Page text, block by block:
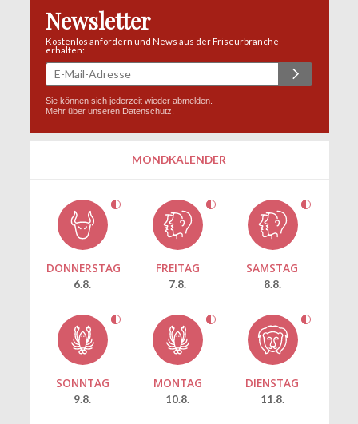
Newsletter
Kostenlos anfordern und News aus der Friseurbranche
erhalten:
Sie können sich jederzeit wieder abmelden.
Mehr über unseren Datenschutz
MONDKALENDER
DONNERSTAG
6.8.
FREITAG
7.8.
SAMSTAG
8.8.
SONNTAG
9.8.
MONTAG
10.8.
DIENSTAG
11.8.